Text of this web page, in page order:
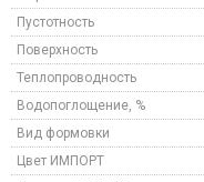
Пустотность
Поверхность
Теплопроводность
Водопоглощение, %
Вид формовки
Цвет ИМПОРТ